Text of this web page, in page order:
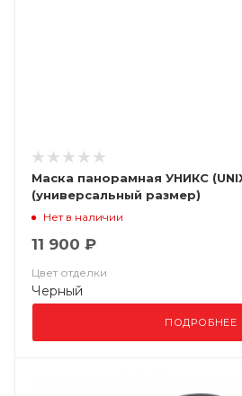
Маска панорамная УНИКС
(универсальный размер)
Нет в наличии
11 900 ₽
Цвет отделки
Черный
ПОДРОБНЕЕ